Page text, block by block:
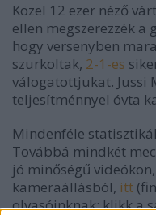
Közel 12 ezer néző
ellen megszerezzék a
hogy versenyben
szurkoltak, 2-1-es
válogatottjukat. Jussi
teljesítménnyel óvta
Mindenféle
Továbbá mindkét
jó minőségű
kameraállásból, itt
olvasóinknak: klikk a